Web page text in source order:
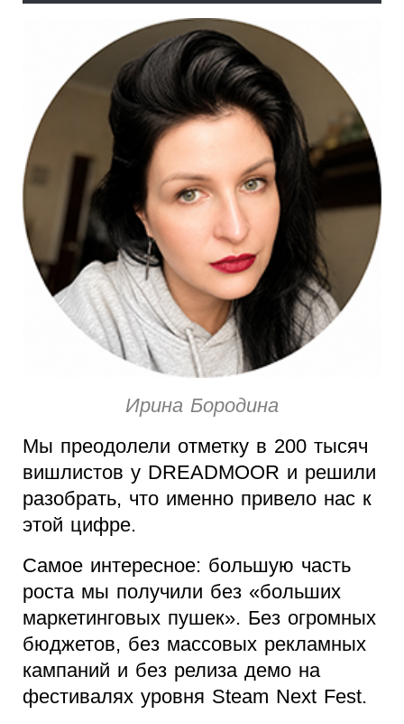
Ирина Бородина
Мы преодолели отметку в 200 тысяч
вишлистов у DREADMOOR и решили
разобрать, что именно привело нас к
этой цифре.
Самое интересное: большую часть
роста мы получили без «больших
маркетинговых пушек». Без огромных
бюджетов, без массовых рекламных
кампаний и без релиза демо на
фестивалях уровня Steam Next Fest.